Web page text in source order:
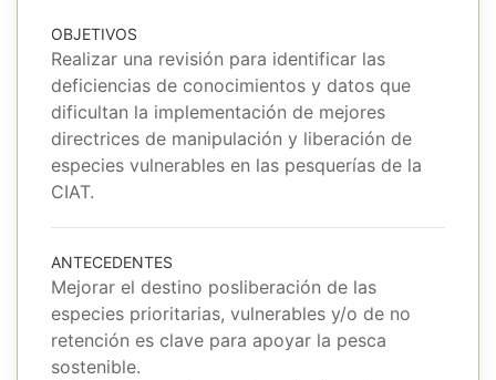
OBJETIVOS
Realizar una revisión para identificar las
deficiencias de conocimientos y datos que
dificultan la implementación de mejores
directrices de manipulación y liberación de
especies vulnerables en las pesquerías de la
CIAT.
ANTECEDENTES
Mejorar el destino posliberación de las
especies prioritarias, vulnerables y/o de no
retención es clave para apoyar la pesca
sostenible.